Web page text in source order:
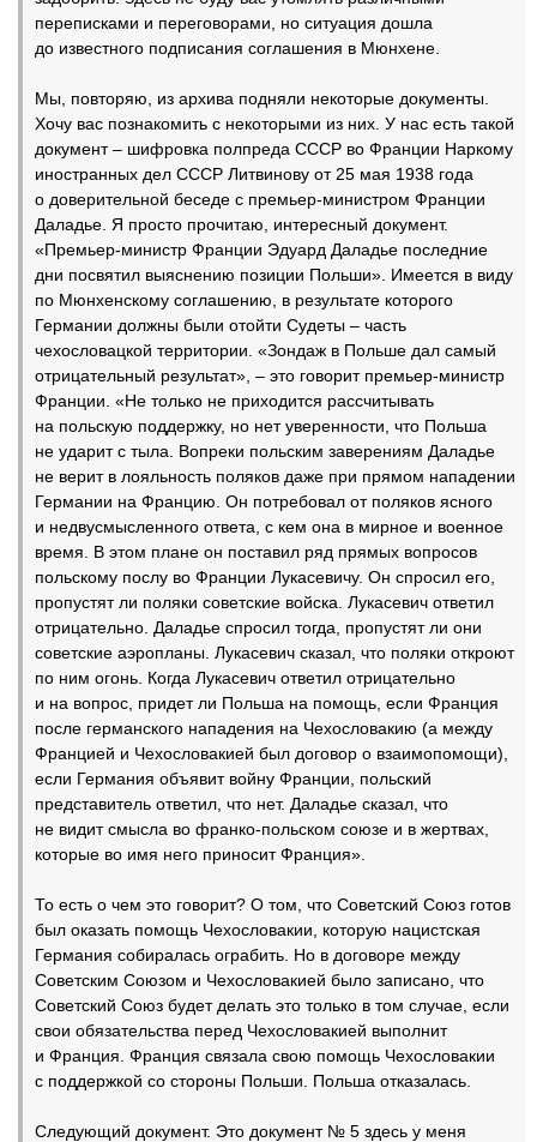
переписками и переговорами, но ситуация дошла
до известного подписания соглашения в Мюнхене.
Мы, повторяю, из архива подняли некоторые документы.
Хочу вас познакомить с некоторыми из них. У нас есть такой
документ – шифровка полпреда СССР во Франции Наркому
иностранных дел СССР Литвинову от 25 мая 1938 года
о доверительной беседе с премьер-министром Франции
Даладье. Я просто прочитаю, интересный документ.
«Премьер-министр Франции Эдуард Даладье последние
дни посвятил выяснению позиции Польши». Имеется в виду
по Мюнхенскому соглашению, в результате которого
Германии должны были отойти Судеты – часть
чехословацкой территории. «Зондаж в Польше дал самый
отрицательный результат», – это говорит премьер-министр
Франции. «Не только не приходится рассчитывать
на польскую поддержку, но нет уверенности, что Польша
не ударит с тыла. Вопреки польским заверениям Даладье
не верит в лояльность поляков даже при прямом нападении
Германии на Францию. Он потребовал от поляков ясного
и недвусмысленного ответа, с кем она в мирное и военное
время. В этом плане он поставил ряд прямых вопросов
польскому послу во Франции Лукасевичу. Он спросил его,
пропустят ли поляки советские войска. Лукасевич ответил
отрицательно. Даладье спросил тогда, пропустят ли они
советские аэропланы. Лукасевич сказал, что поляки откроют
по ним огонь. Когда Лукасевич ответил отрицательно
и на вопрос, придет ли Польша на помощь, если Франция
после германского нападения на Чехословакию (а между
Францией и Чехословакией был договор о взаимопомощи),
если Германия объявит войну Франции, польский
представитель ответил, что нет. Даладье сказал, что
не видит смысла во франко-польском союзе и в жертвах,
которые во имя него приносит Франция».
То есть о чем это говорит? О том, что Советский Союз готов
был оказать помощь Чехословакии, которую нацистская
Германия собиралась ограбить. Но в договоре между
Советским Союзом и Чехословакией было записано, что
Советский Союз будет делать это только в том случае, если
свои обязательства перед Чехословакией выполнит
и Франция. Франция связала свою помощь Чехословакии
с поддержкой со стороны Польши. Польша отказалась.
Следующий документ. Это документ № 5 здесь у меня